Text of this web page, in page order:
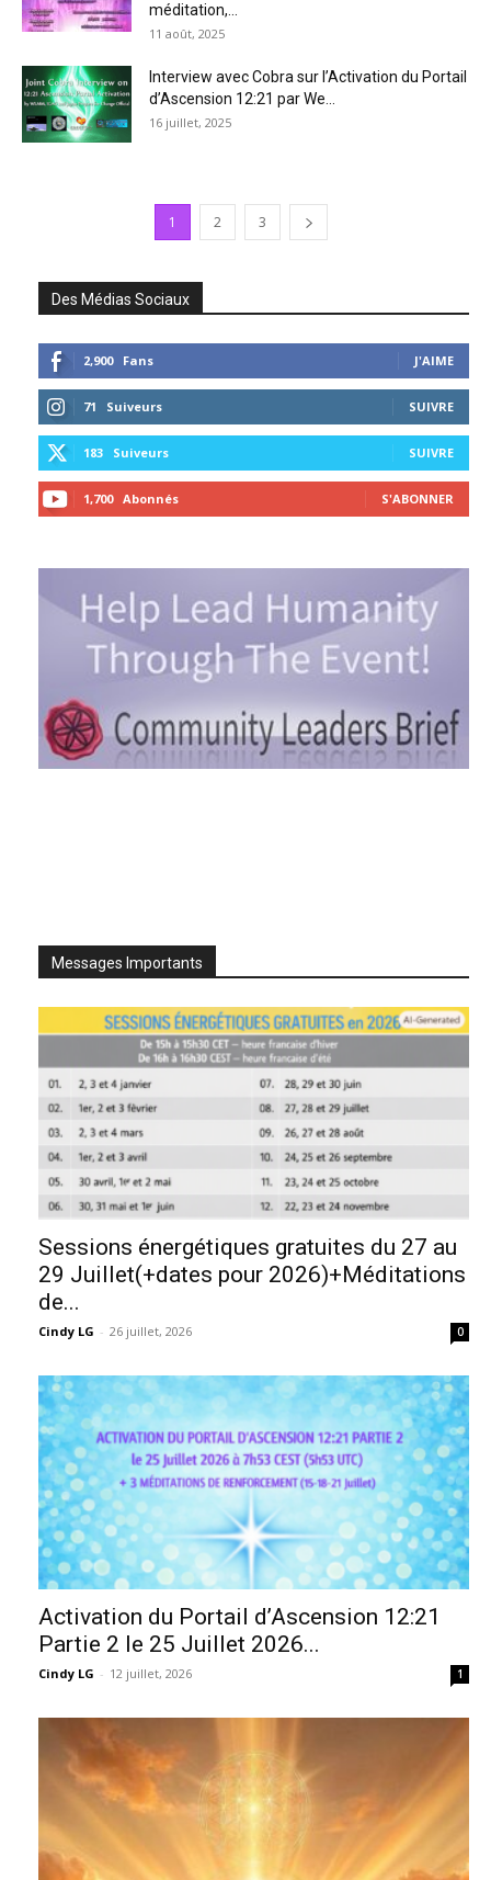
méditation,...
11 août, 2025
Interview avec Cobra sur l’Activation du Portail
d’Ascension 12:21 par We...
16 juillet, 2025
1 2 3
Des Médias Sociaux
2,900 Fans J'AIME
71 Suiveurs SUIVRE
183 Suiveurs SUIVRE
1,700 Abonnés S'ABONNER
Messages Importants
Sessions énergétiques gratuites du 27 au
29 Juillet(+dates pour 2026)+Méditations
de...
Cindy LG - 26 juillet, 2026 0
Activation du Portail d’Ascension 12:21
Partie 2 le 25 Juillet 2026...
Cindy LG - 12 juillet, 2026 1